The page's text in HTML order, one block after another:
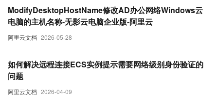
阿里云文档 2026-05-28
ModifyDesktopHostName修改AD办公网络Windows云
电脑的主机名称-无影云电脑企业版-阿里云
阿里云文档 2026-04-09
如何解决远程连接ECS实例提示需要网络级别身份验证的
问题